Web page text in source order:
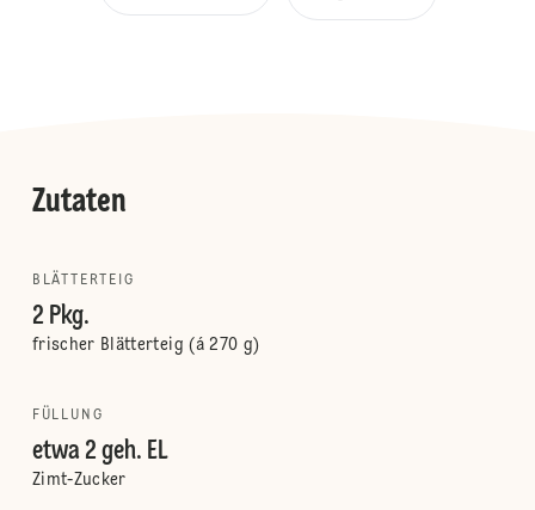
Zutaten
BLÄTTERTEIG
2 Pkg.
frischer Blätterteig (á 270 g)
FÜLLUNG
etwa 2 geh. EL
Zimt-Zucker